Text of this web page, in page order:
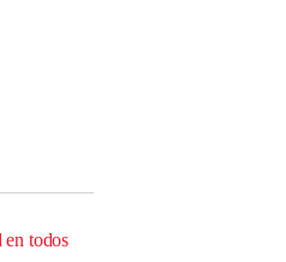
en todos